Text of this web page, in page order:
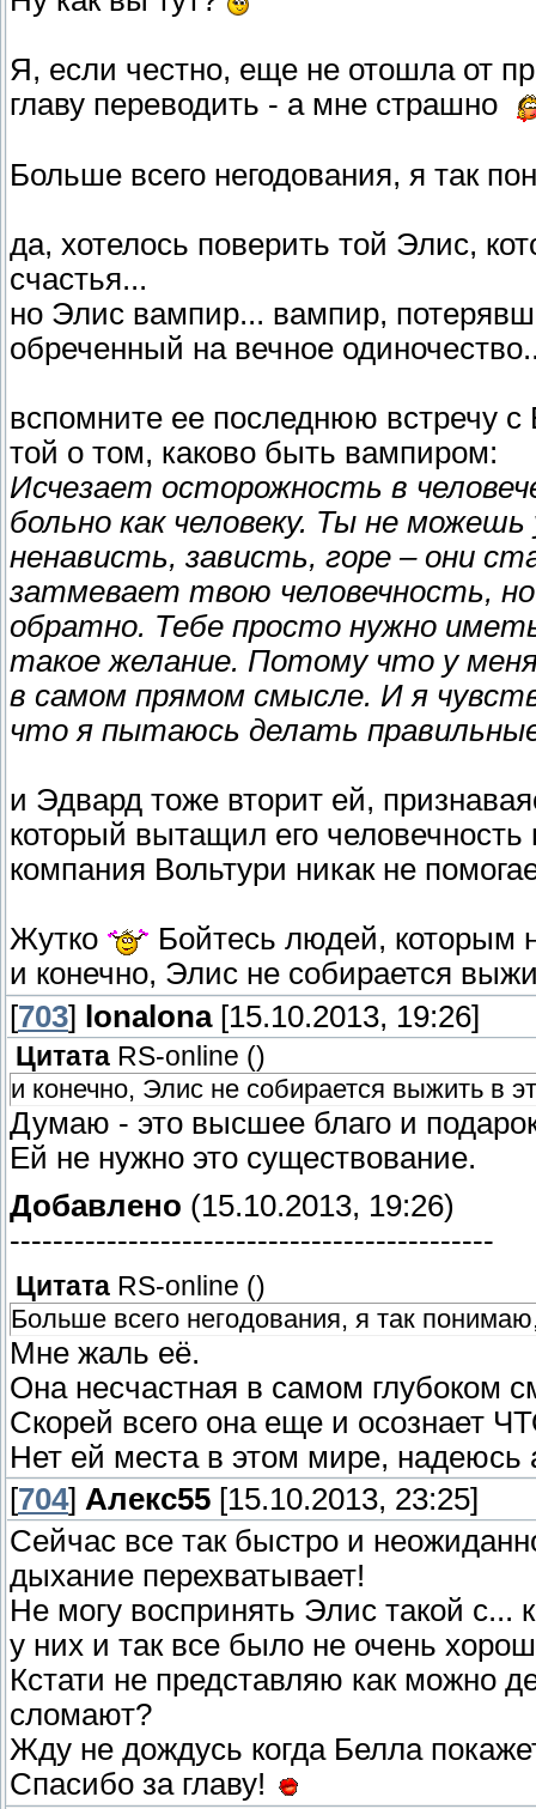
Я, если честно, еще не отошла от
главу переводить - а мне страшно
Больше всего негодования, я так
да, хотелось поверить той Элис,
счастья...
но Элис вампир... вампир,
обреченный на вечное
вспомните ее последнюю встречу с
той о том, каково быть вампиром:
Исчезает осторожность в
больно как человеку. Ты не
ненависть, зависть, горе – они
затмевает твою человечность,
обратно. Тебе просто нужно
такое желание. Потому что у
в самом прямом смысле. И я
что я пытаюсь делать
и Эдвард тоже вторит ей,
который вытащил его
компания Вольтури никак не
Жутко
Бойтесь людей, которым
и конечно, Элис не собирается
[703] lonalona[15.10.2013, 19:26]
Цитата RS-online ()
и конечно, Элис не собирается выжить в
Думаю - это высшее благо и
Ей не нужно это существование.
Добавлено (15.10.2013, 19:26)
---------------------------------------------
Цитата RS-online ()
Больше всего негодования, я так
Мне жаль её.
Она несчастная в самом глубоком
Скорей всего она еще и осознает
Нет ей места в этом мире, надеюсь
[704] Алекс55 [15.10.2013, 23:25]
Сейчас все так быстро и
дыхание перехватывает!
Не могу воспринять Элис такой с...
у них и так все было не очень
Кстати не представляю как можно
сломают?
Жду не дождусь когда Белла
Спасибо за главу!